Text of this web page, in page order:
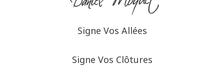
Signe Vos Allées
Signe Vos Clôtures